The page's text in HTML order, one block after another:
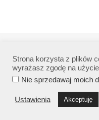
Strona korzysta z plików
wyrażasz zgodę na
Nie sprzedawaj moich
Ustawienia Akceptuję